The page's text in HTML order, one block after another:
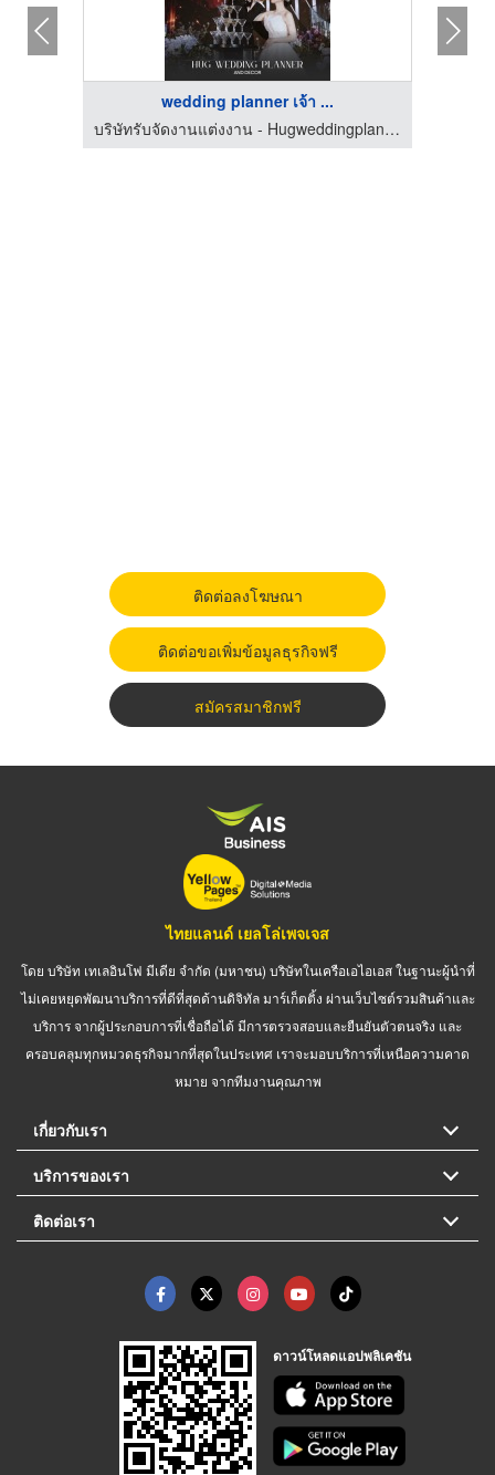
wedding planner เจ้า ...
บริษัทรับจัดงานแต่งงาน - Hugweddingplanner
ติดต่อลงโฆษณา
ติดต่อขอเพิ่มข้อมูลธุรกิจฟรี
สมัครสมาชิกฟรี
ไทยแลนด์ เยลโล่เพจเจส
โดย บริษัท เทเลอินโฟ มีเดีย จำกัด (มหาชน) บริษัทในเครือเอไอเอส ในฐานะผู้นำที่
ไม่เคยหยุดพัฒนาบริการที่ดีที่สุดด้านดิจิทัล มาร์เก็ตติ้ง ผ่านเว็บไซต์รวมสินค้าและ
บริการ จากผู้ประกอบการที่เชื่อถือได้ มีการตรวจสอบและยืนยันตัวตนจริง และ
ครอบคลุมทุกหมวดธุรกิจมากที่สุดในประเทศ เราจะมอบบริการที่เหนือความคาด
หมาย จากทีมงานคุณภาพ
เกี่ยวกับเรา
บริการของเรา
ติดต่อเรา
ดาวน์โหลดแอปพลิเคชัน